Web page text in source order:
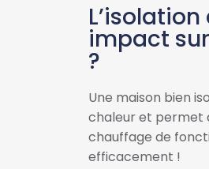
impact
?
Une maison bien
chaleur et permet
chauffage de
efficacement !